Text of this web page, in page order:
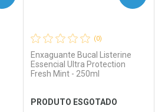
Ver Desconto Convênio
(0)
Enxaguante Bucal Listerine
Essencial Ultra Protection
Fresh Mint - 250ml
PRODUTO ESGOTADO